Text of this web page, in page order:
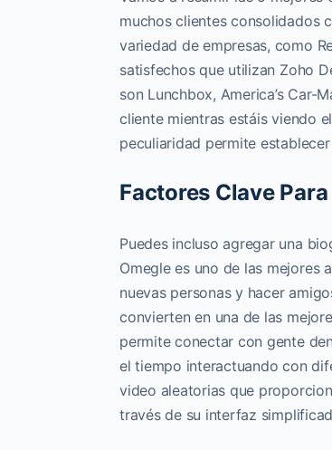
muchos clientes consolidados
variedad de empresas, como
satisfechos que utilizan Zoho
son Lunchbox, America’s
cliente mientras estáis viendo
peculiaridad permite
Factores Clave
Puedes incluso agregar una
Omegle es uno de las mejores
nuevas personas y hacer
convierten en una de las
permite conectar con gente
el tiempo interactuando con
video aleatorias que
través de su interfaz